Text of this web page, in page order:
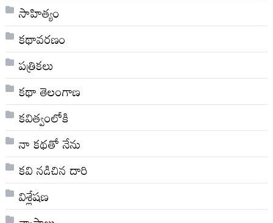
సాహిత్యం
కథావరణం
పత్రికలు
కథా తెలంగాణ
కవిత్వంలోకి
నా క‌థ‌తో నేను
కవి నడిచిన దారి
విశ్లేషణ